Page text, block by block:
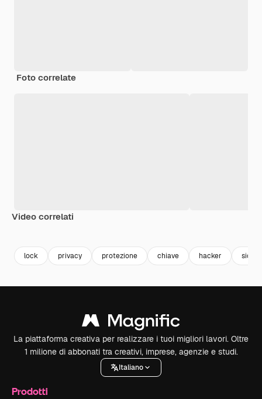
Foto correlate
Video correlati
lock privacy protezione chiave hacker
La piattaforma creativa per realizzare i tuoi migliori lavori. Oltre
1 milione di abbonati tra creativi, imprese, agenzie e studi.
Italiano
Prodotti